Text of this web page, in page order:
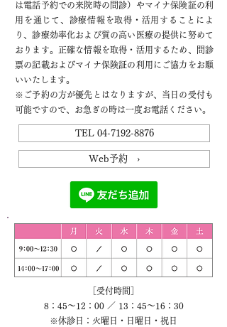
は電話予約での来院時の問診）やマイナ保険証の利
用を通じて、診療情報を取得・活用することによ
り、診療効率化および質の高い医療の提供に努めて
おります。正確な情報を取得・活用するため、問診
票の記載およびマイナ保険証の利用にご協力をお願
いいたします。
※ご予約の方が優先とはなりますが、当日の受付も
可能ですので、お急ぎの時は一度お電話ください。
TEL 04-7192-8876
Web予約 ›
［受付時間］
8：45～12：00 ／ 13：45～16：30
※休診日：火曜日・日曜日・祝日